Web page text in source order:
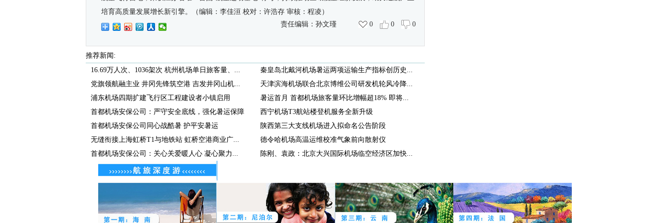
培育高质量发展增长新引擎。
（编辑：李佳洹 校对：许浩存 审核：程凌 ）
责任编辑： 孙文瑾 0 0 0
推荐新闻:
16.69万人次、1036架次 杭州机场单日旅客量、...
党旗领航融主业 井冈先锋筑空港 吉发井冈山机...
浦东机场四期扩建飞行区工程建设者小镇启用
首都机场安保公司：严守安全底线，强化暑运保障
首都机场安保公司同心战酷暑 护平安暑运
无缝衔接上海虹桥T1与地铁站 虹桥空港商业广...
首都机场安保公司：关心关爱暖人心 凝心聚力...
秦皇岛北戴河机场暑运两项运输生产指标创历史...
天津滨海机场联合北京博维公司研发机轮风冷降...
暑运首月 首都机场旅客量环比增幅超18% 即将...
西宁机场T3航站楼登机服务全新升级
陕西第三大支线机场进入拟命名公告阶段
德令哈机场高温运维校准气象前向散射仪
陈刚、袁政：北京大兴国际机场临空经济区加快...